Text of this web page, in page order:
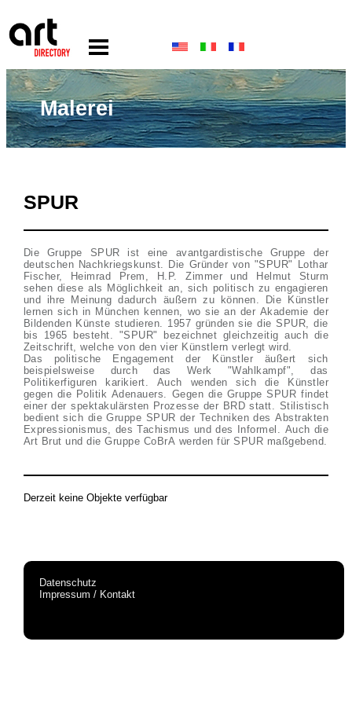
Malerei
SPUR
Die Gruppe SPUR ist eine avantgardistische Gruppe der
deutschen Nachkriegskunst. Die Gründer von "SPUR" Lothar
Fischer, Heimrad Prem, H.P. Zimmer und Helmut Sturm
sehen diese als Möglichkeit an, sich politisch zu engagieren
und ihre Meinung dadurch äußern zu können. Die Künstler
lernen sich in München kennen, wo sie an der Akademie der
Bildenden Künste studieren. 1957 gründen sie die SPUR, die
bis 1965 besteht. "SPUR" bezeichnet gleichzeitig auch die
Zeitschrift, welche von den vier Künstlern verlegt wird.
Das politische Engagement der Künstler äußert sich
beispielsweise durch das Werk "Wahlkampf", das
Politikerfiguren karikiert. Auch wenden sich die Künstler
gegen die Politik Adenauers. Gegen die Gruppe SPUR findet
einer der spektakulärsten Prozesse der BRD statt. Stilistisch
bedient sich die Gruppe SPUR der Techniken des Abstrakten
Expressionismus, des Tachismus und des Informel. Auch die
Art Brut und die Gruppe CoBrA werden für SPUR maßgebend.
Derzeit keine Objekte verfügbar
Datenschutz
Impressum / Kontakt